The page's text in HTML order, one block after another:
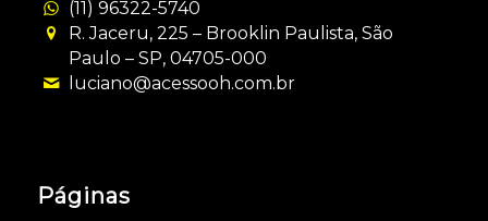
(11) 96322-5740
R. Jaceru, 225 – Brooklin Paulista, São
Paulo – SP, 04705-000
luciano@acessooh.com.br
Páginas